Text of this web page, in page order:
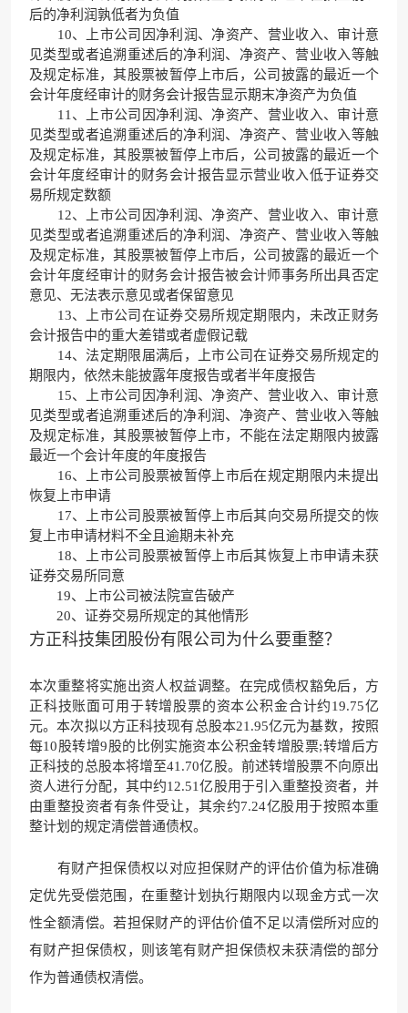
后的净利润孰低者为负值
10、上市公司因净利润、净资产、营业收入、审计意
见类型或者追溯重述后的净利润、净资产、营业收入等触
及规定标准，其股票被暂停上市后，公司披露的最近一个
会计年度经审计的财务会计报告显示期末净资产为负值
11、上市公司因净利润、净资产、营业收入、审计意
见类型或者追溯重述后的净利润、净资产、营业收入等触
及规定标准，其股票被暂停上市后，公司披露的最近一个
会计年度经审计的财务会计报告显示营业收入低于证券交
易所规定数额
12、上市公司因净利润、净资产、营业收入、审计意
见类型或者追溯重述后的净利润、净资产、营业收入等触
及规定标准，其股票被暂停上市后，公司披露的最近一个
会计年度经审计的财务会计报告被会计师事务所出具否定
意见、无法表示意见或者保留意见
13、上市公司在证券交易所规定期限内，未改正财务
会计报告中的重大差错或者虚假记载
14、法定期限届满后，上市公司在证券交易所规定的
期限内，依然未能披露年度报告或者半年度报告
15、上市公司因净利润、净资产、营业收入、审计意
见类型或者追溯重述后的净利润、净资产、营业收入等触
及规定标准，其股票被暂停上市，不能在法定期限内披露
最近一个会计年度的年度报告
16、上市公司股票被暂停上市后在规定期限内未提出
恢复上市申请
17、上市公司股票被暂停上市后其向交易所提交的恢
复上市申请材料不全且逾期未补充
18、上市公司股票被暂停上市后其恢复上市申请未获
证券交易所同意
19、上市公司被法院宣告破产
20、证券交易所规定的其他情形
方正科技集团股份有限公司为什么要重整？
本次重整将实施出资人权益调整。在完成债权豁免后，方
正科技账面可用于转增股票的资本公积金合计约19.75亿
元。本次拟以方正科技现有总股本21.95亿元为基数，按照
每10股转增9股的比例实施资本公积金转增股票;转增后方
正科技的总股本将增至41.70亿股。前述转增股票不向原出
资人进行分配，其中约12.51亿股用于引入重整投资者，并
由重整投资者有条件受让，其余约7.24亿股用于按照本重
整计划的规定清偿普通债权。
有财产担保债权以对应担保财产的评估价值为标准确
定优先受偿范围，在重整计划执行期限内以现金方式一次
性全额清偿。若担保财产的评估价值不足以清偿所对应的
有财产担保债权，则该笔有财产担保债权未获清偿的部分
作为普通债权清偿。